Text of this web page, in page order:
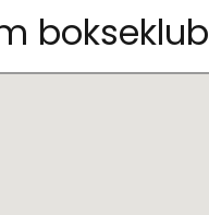
bokseklub